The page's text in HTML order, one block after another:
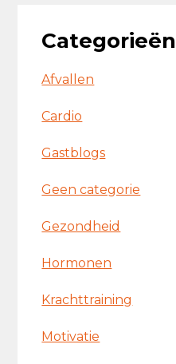
Categorieën
Afvallen
Cardio
Gastblogs
Geen categorie
Gezondheid
Hormonen
Krachttraining
Motivatie